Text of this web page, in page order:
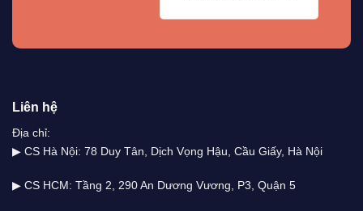
Liên hệ
Địa chỉ:
▶ CS Hà Nội: 78 Duy Tân, Dịch Vọng Hậu, Cầu Giấy, Hà Nội
▶ CS HCM: Tầng 2, 290 An Dương Vương, P3, Quận 5